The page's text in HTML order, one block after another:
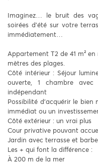
Imaginez… le bruit des
soirées d’été sur votre
immédiatement…
Appartement T2 de 41 m²
mètres des plages.
Côté intérieur : Séjour
ouverte, 1 chambre avec
indépendant
Possibilité d’acquérir le
immédiat ou un
Côté extérieur : un vrai plus
Cour privative pouvant
Jardin avec terrasse et
Les + qui font la différence :
À 200 m de la mer